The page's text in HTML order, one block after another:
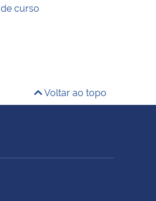
curso
Voltar ao topo